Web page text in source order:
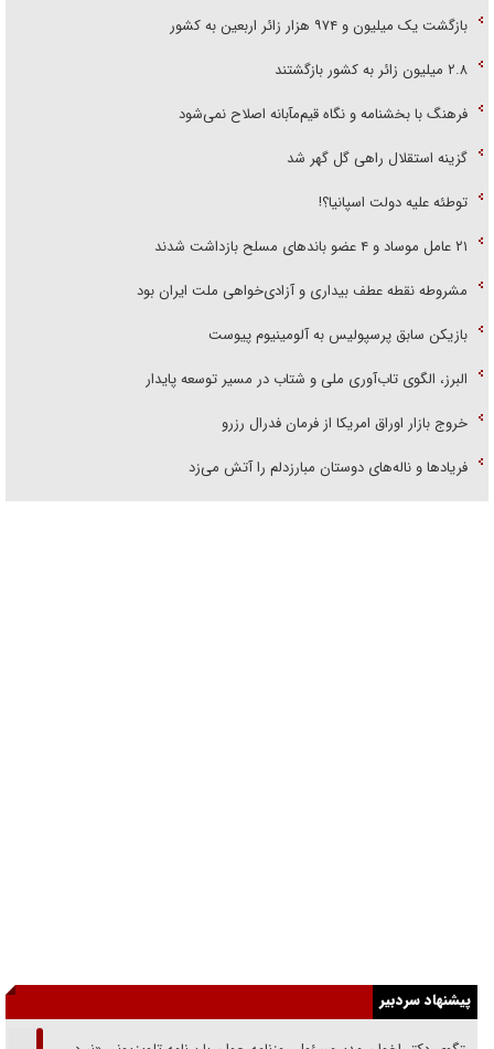
بازگشت یک میلیون و ۹۷۴ هزار زائر اربعین به کشور
۲.۸ میلیون زائر به کشور بازگشتند
فرهنگ با بخشنامه و نگاه قیم‌مآبانه اصلاح نمی‌شود
گزینه استقلال راهی گل گهر شد
توطئه علیه دولت اسپانیا؟!
۲۱ عامل موساد و ۴ عضو باند‌های مسلح بازداشت شدند
مشروطه نقطه عطف بیداری و آزادی‌خواهی ملت ایران بود
بازیکن سابق پرسپولیس به آلومینیوم پیوست
البرز، الگوی تاب‌آوری ملی و شتاب در مسیر توسعه پایدار
خروج بازار اوراق امریکا از فرمان فدرال رزرو
فریاد‌ها و ناله‌های دوستان مبارزدلم را آتش می‌زد
پیشنهاد سردبیر